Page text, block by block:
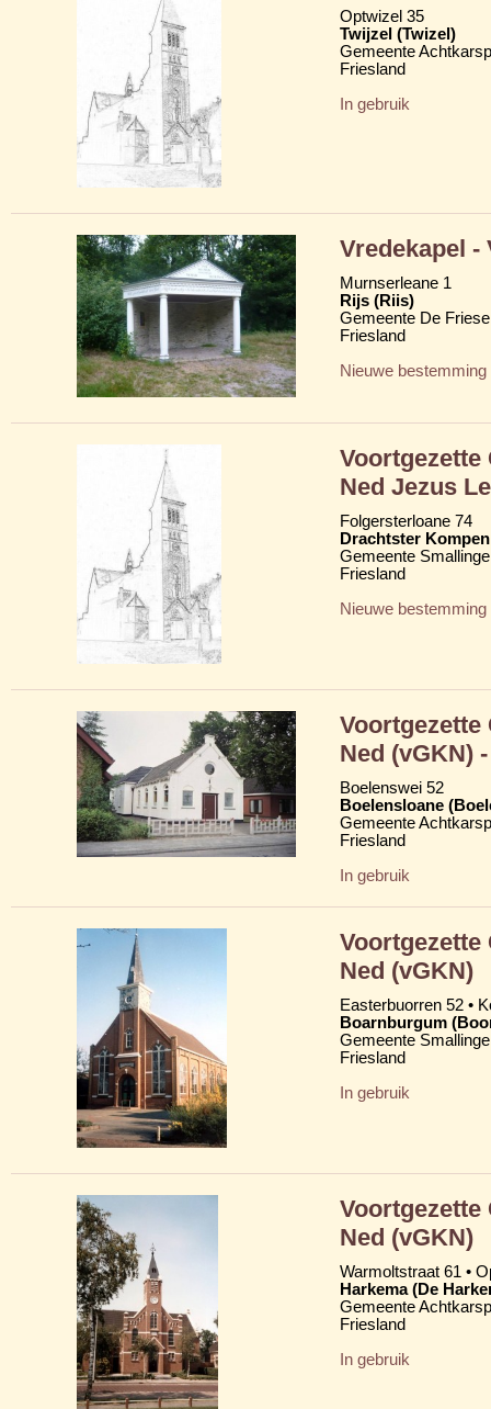
Optwizel 35
Twijzel (Twizel)
Gemeente
Friesland
In gebruik
Vredekapel -
Murnserleane 1
Rijs (Riis)
Gemeente De
Friesland
Nieuwe bestemming
Ned Jezus
Folgersterloane 74
Drachtster
Gemeente
Friesland
Nieuwe bestemming
Ned (vGKN)
Boelenswei 52
Boelensloane
Gemeente
Friesland
In gebruik
Ned (vGKN)
Easterbuorren 52 •
Boarnburgum
Gemeente
Friesland
In gebruik
Ned (vGKN)
Warmoltstraat 61 •
Harkema (De
Gemeente
Friesland
In gebruik